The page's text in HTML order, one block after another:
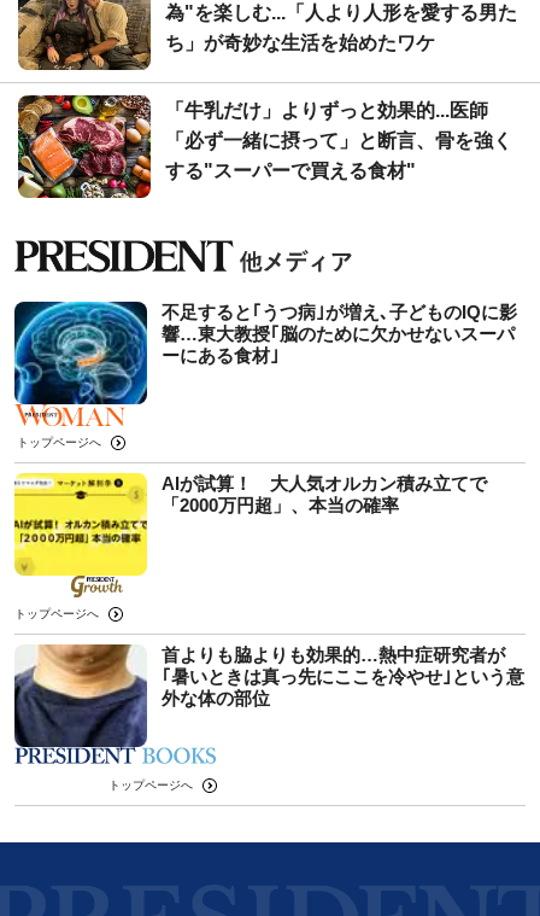
為"を楽しむ...「人より人形を愛する男た
ち」が奇妙な生活を始めたワケ
「牛乳だけ」よりずっと効果的...医師
「必ず一緒に摂って」と断言、骨を強く
する"スーパーで買える食材"
不足すると｢うつ病｣が増え､子どものIQに影
響…東大教授｢脳のために欠かせないスーパ
ーにある食材｣
トップページへ
AIが試算！ 大人気オルカン積み立てで
「2000万円超」、本当の確率
トップページへ
首よりも脇よりも効果的…熱中症研究者が
｢暑いときは真っ先にここを冷やせ｣という意
外な体の部位
トップページへ